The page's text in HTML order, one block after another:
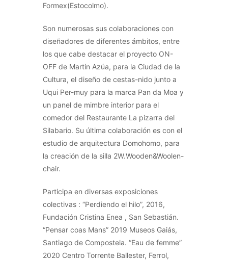
Formex(Estocolmo).
Son numerosas sus colaboraciones con
diseñadores de diferentes ámbitos, entre
los que cabe destacar el proyecto ON-
OFF de Martín Azúa, para la Ciudad de la
Cultura, el diseño de cestas-nido junto a
Uqui Per-muy para la marca Pan da Moa y
un panel de mimbre interior para el
comedor del Restaurante La pizarra del
Silabario. Su última colaboración es con el
estudio de arquitectura Domohomo, para
la creación de la silla 2W.Wooden&Woolen-
chair.
Participa en diversas exposiciones
colectivas : “Perdiendo el hilo”, 2016,
Fundación Cristina Enea , San Sebastián.
“Pensar coas Mans” 2019 Museos Gaiás,
Santiago de Compostela. “Eau de femme”
2020 Centro Torrente Ballester, Ferrol,